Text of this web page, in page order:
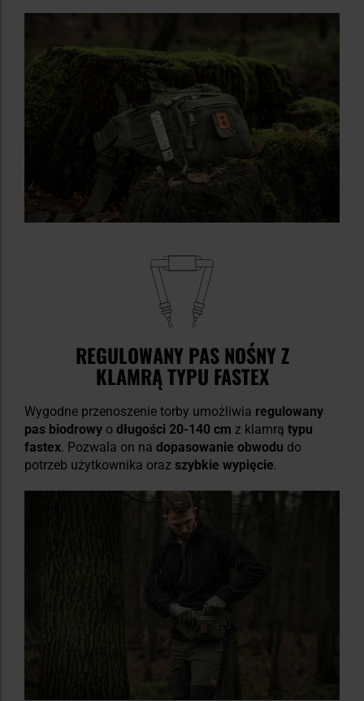
REGULOWANY PAS NOŚNY Z
KLAMRĄ TYPU FASTEX
Wygodne przenoszenie torby umożliwia regulowany
pas biodrowy o długości 20-140 cm z klamrą typu
fastex. Pozwala on na dopasowanie obwodu do
potrzeb użytkownika oraz szybkie wypięcie.